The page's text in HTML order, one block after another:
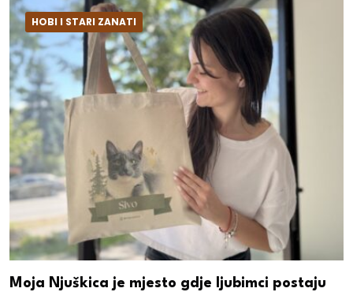
HOBI I STARI ZANATI
Moja Njuškica je mjesto gdje ljubimci postaju